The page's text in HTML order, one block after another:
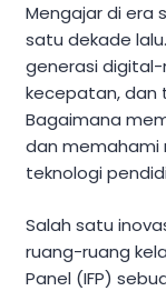
Mengajar di era
satu dekade
generasi
kecepatan, dan
Bagaimana
dan memahami
teknologi
Salah satu
ruang-ruang
Panel (IFP)